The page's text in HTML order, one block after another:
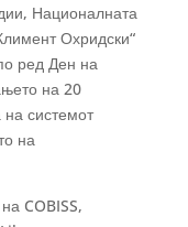
Националната
Охридски“
ред Ден на
на 20
системот
на
COBISS,